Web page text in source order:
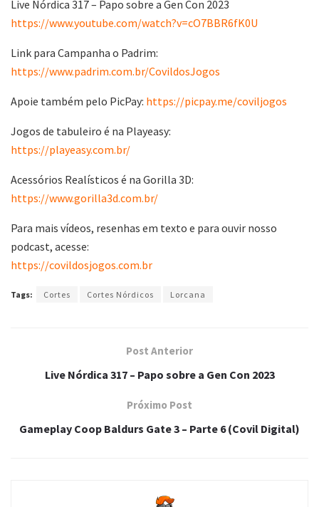
Live Nórdica 317 – Papo sobre a Gen Con 2023
https://www.youtube.com/watch?v=cO7BBR6fK0U
Link para Campanha o Padrim:
https://www.padrim.com.br/CovildosJogos
Apoie também pelo PicPay: https://picpay.me/coviljogos
Jogos de tabuleiro é na Playeasy:
https://playeasy.com.br/
Acessórios Realísticos é na Gorilla 3D:
https://www.gorilla3d.com.br/
Para mais vídeos, resenhas em texto e para ouvir nosso
podcast, acesse:
https://covildosjogos.com.br
Tags: Cortes Cortes Nórdicos Lorcana
Post Anterior
Live Nórdica 317 – Papo sobre a Gen Con 2023
Próximo Post
Gameplay Coop Baldurs Gate 3 – Parte 6 (Covil Digital)